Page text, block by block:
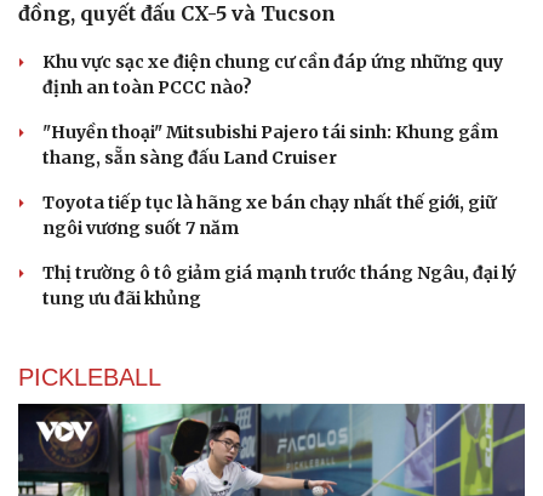
Tư vấn
check-in
Cửa sổ tình yêu
đồng, quyết đấu CX-5 và Tucson
Khu vực sạc xe điện chung cư cần đáp ứng những quy
định an toàn PCCC nào?
"Huyền thoại" Mitsubishi Pajero tái sinh: Khung gầm
thang, sẵn sàng đấu Land Cruiser
Toyota tiếp tục là hãng xe bán chạy nhất thế giới, giữ
ngôi vương suốt 7 năm
Thị trường ô tô giảm giá mạnh trước tháng Ngâu, đại lý
tung ưu đãi khủng
PICKLEBALL